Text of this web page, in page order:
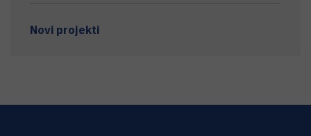
Novi projekti